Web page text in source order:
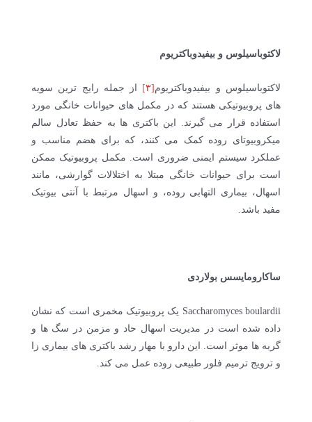
لاکتوباسیلوس و بیفیدوباکتریوم
لاکتوباسیلوس و بیفیدوباکتریوم[۳]
از جمله رایج ترین سویه
های پروبیوتیکی هستند که در مکمل های حیوانات خانگی مورد
استفاده قرار می گیرند. این باکتری ها به حفظ تعادل سالم
میکروبیوتای روده کمک می کنند، که برای هضم مناسب و
عملکرد سیستم ایمنی ضروری است. مکمل پروبیوتیک ممکن
است برای حیوانات خانگی مبتلا به اختلالات گوارشی، مانند
اسهال، بیماری التهابی روده، و اسهال مرتبط با آنتی بیوتیک
مفید باشد.
ساکارومایسس بولاردی
Saccharomyces boulardii یک پروبیوتیک مخمری است که نشان
داده شده است در مدیریت اسهال حاد و مزمن در سگ ها و
گربه ها موثر است. این دارو با مهار رشد باکتری های بیماری زا
و ترویج ترمیم فلور طبیعی روده عمل می کند.